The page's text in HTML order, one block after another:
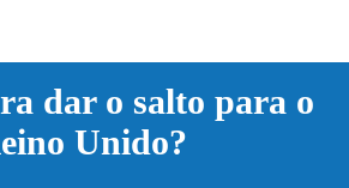
dar o salto para o
Unido?